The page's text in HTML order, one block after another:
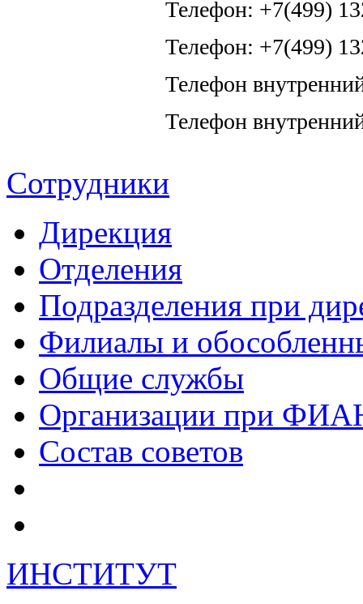
Телефон: +7(499)
Телефон: +7(499)
Телефон
Телефон
Сотрудники
Дирекция
Отделения
Подразделения при
Филиалы и
Общие службы
Организации при
Состав советов
ИНСТИТУТ